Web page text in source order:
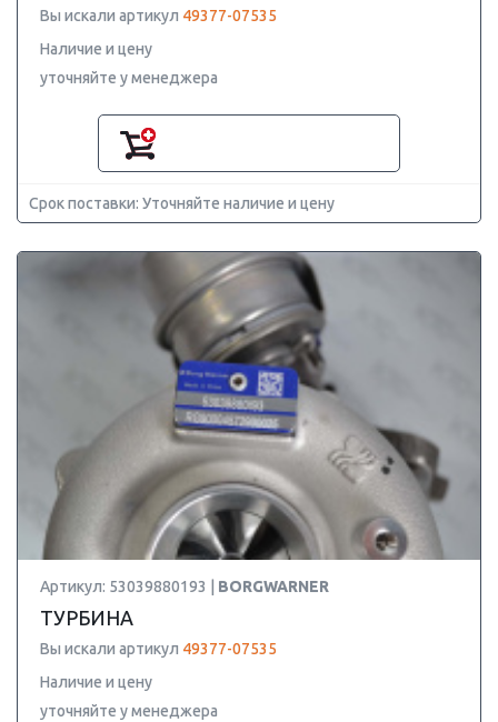
Вы искали артикул 49377-07535
Наличие и цену
уточняйте у менеджера
Срок поставки: Уточняйте наличие и цену
Артикул: 53039880193 | BORGWARNER
ТУРБИНА
Вы искали артикул 49377-07535
Наличие и цену
уточняйте у менеджера